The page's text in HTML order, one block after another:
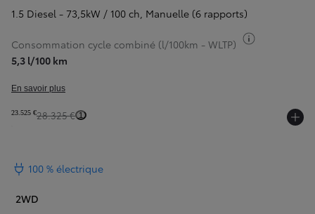
1.5 Diesel - 73,5kW / 100 ch, Manuelle (6 rapports)
Consommation cycle combiné (l/100km - WLTP)
5,3 l/100 km
En savoir plus
23.525 €28.325 € 1
100 % électrique
2WD